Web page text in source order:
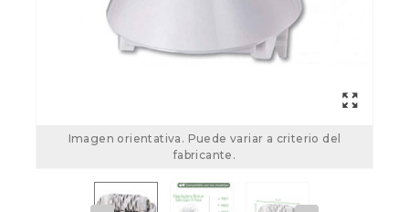
Imagen orientativa. Puede variar a criterio del
fabricante.